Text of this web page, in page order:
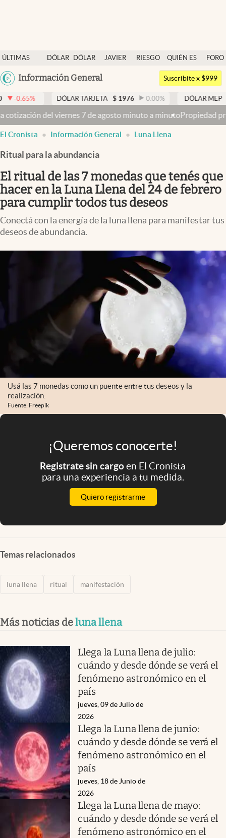
ÚLTIMAS
NOTICIAS
DÓLAR
DÓLAR
JAVIER
RIESGO
QUIÉN ES
QUIÉN
FORO
Argentina
México
Información General
Dólar
Members
Economía y Política
Finanzas y Mercados
Mercados Online
Negocios
Columnistas
Otras secciones
Infotechnology
Clase
Eventos Corporativos
El Cronista Studio
abre en nueva pestaña
Suscribite x $999
DÓLAR TARJETA $ 1976 0.00% DÓLAR MEP 1521,52
minuto a minuto Propiedad privada: el Senado dio media
El Cronista Información General Luna Llena
Ritual para la abundancia
El ritual de las 7 monedas que tenés que
hacer en la Luna Llena del 24 de febrero
para cumplir todos tus deseos
Conectá con la energía de la luna llena para manifestar tus
deseos de abundancia.
Usá las 7 monedas como un puente entre tus deseos y la
realización.
Fuente: Freepik
¡Queremos conocerte!
Registrate sin cargoen El Cronista
para una experiencia a tu medida.
Quiero registrarme
Temas relacionados
luna llena ritual manifestación
Más noticias deluna llena
Llega la Luna llena de julio:
cuándo y desde dónde se verá el
fenómeno astronómico en el
país
jueves, 09 de Julio de
2026
Llega la Luna llena de junio:
cuándo y desde dónde se verá el
fenómeno astronómico en el
país
jueves, 18 de Junio de
2026
Llega la Luna llena de mayo:
cuándo y desde dónde se verá el
fenómeno astronómico en el